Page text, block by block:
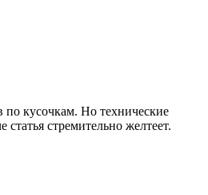
по кусочкам. Но технические
стремительно желтеет.